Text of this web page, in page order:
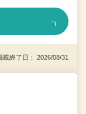
終了日： 2026/08/31